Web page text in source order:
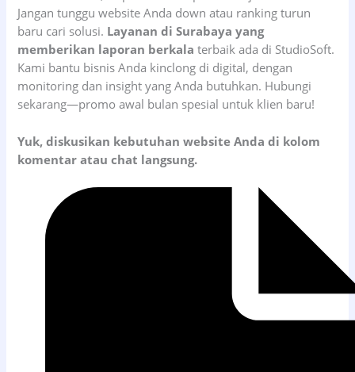
Jangan tunggu website Anda down atau ranking turun
baru cari solusi. Layanan di Surabaya yang
memberikan laporan berkala terbaik ada di StudioSoft.
Kami bantu bisnis Anda kinclong di digital, dengan
monitoring dan insight yang Anda butuhkan. Hubungi
sekarang—promo awal bulan spesial untuk klien baru!
Yuk, diskusikan kebutuhan website Anda di kolom
komentar atau chat langsung.